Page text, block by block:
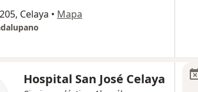
Celaya • Mapa
Hospital San José Celaya